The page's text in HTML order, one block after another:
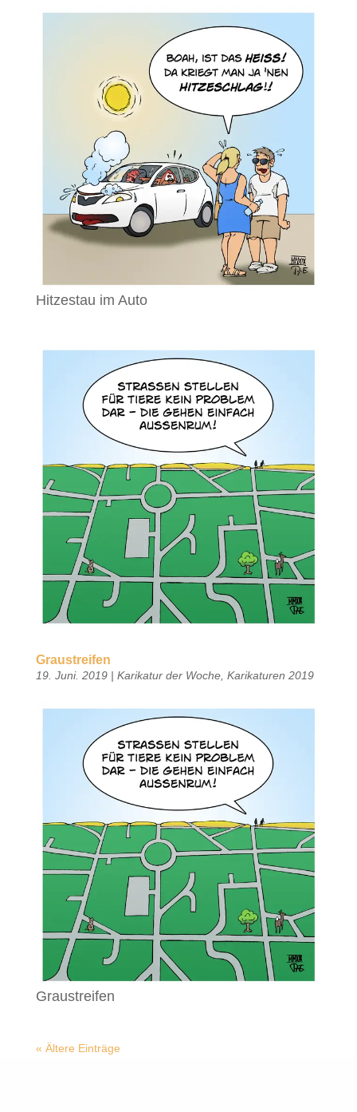
Hitzestau im Auto
Graustreifen
19. Juni. 2019| Karikatur der Woche, Karikaturen 2019
Graustreifen
« Ältere Einträge